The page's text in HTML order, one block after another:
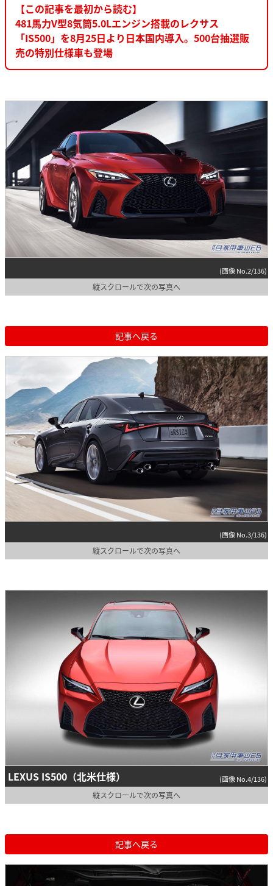
【この記事を最初から読む】
481馬力V型8気筒5.0Lエンジン搭載のレクサス
「IS500」を8月25日より日本国内導入。500台抽選販
売の特別仕様車も登場
(画像 No.2/136)
縦スクロールで次の写真へ
記事へ戻る
(画像 No.3/136)
縦スクロールで次の写真へ
LEXUS IS500（北米仕様） (画像 No.4/136)
縦スクロールで次の写真へ
記事へ戻る